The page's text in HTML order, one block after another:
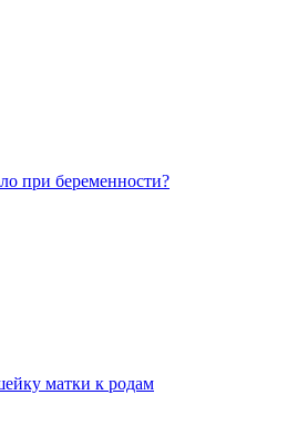
при беременности?
матки к родам